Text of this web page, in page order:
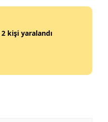
kişi yaralandı